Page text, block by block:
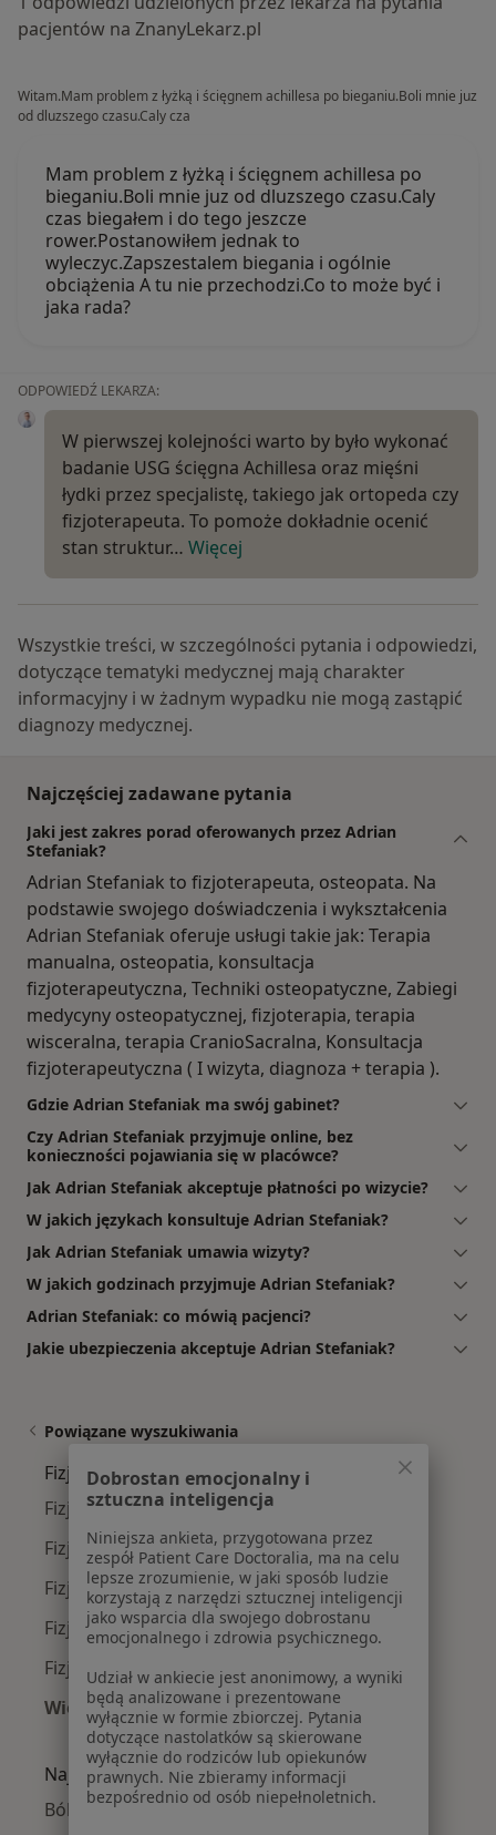
pacjentów na ZnanyLekarz.pl
Witam.Mam problem z łyżką i ścięgnem achillesa po bieganiu.Boli mnie juz
od dluzszego czasu.Caly cza
Mam problem z łyżką i ścięgnem achillesa po
bieganiu.Boli mnie juz od dluzszego czasu.Caly
czas biegałem i do tego jeszcze
rower.Postanowiłem jednak to
wyleczyc.Zapszestalem biegania i ogólnie
obciążenia A tu nie przechodzi.Co to może być i
jaka rada?
ODPOWIEDŹ LEKARZA:
W pierwszej kolejności warto by było wykonać
badanie USG ścięgna Achillesa oraz mięśni
łydki przez specjalistę, takiego jak ortopeda czy
fizjoterapeuta. To pomoże dokładnie ocenić
stan struktur… Więcej
Wszystkie treści, w szczególności pytania i odpowiedzi,
dotyczące tematyki medycznej mają charakter
informacyjny i w żadnym wypadku nie mogą zastąpić
diagnozy medycznej.
Najczęściej zadawane pytania
Jaki jest zakres porad oferowanych przez Adrian
Stefaniak?
Adrian Stefaniak to fizjoterapeuta, osteopata. Na
podstawie swojego doświadczenia i wykształcenia
Adrian Stefaniak oferuje usługi takie jak: Terapia
manualna, osteopatia, konsultacja
fizjoterapeutyczna, Techniki osteopatyczne, Zabiegi
medycyny osteopatycznej, fizjoterapia, terapia
wisceralna, terapia CranioSacralna, Konsultacja
fizjoterapeutyczna ( I wizyta, diagnoza + terapia ).
Gdzie Adrian Stefaniak ma swój gabinet?
Czy Adrian Stefaniak przyjmuje online, bez
konieczności pojawiania się w placówce?
Jak Adrian Stefaniak akceptuje płatności po wizycie?
W jakich językach konsultuje Adrian Stefaniak?
Jak Adrian Stefaniak umawia wizyty?
W jakich godzinach przyjmuje Adrian Stefaniak?
Adrian Stefaniak: co mówią pacjenci?
Jakie ubezpieczenia akceptuje Adrian Stefaniak?
Powiązane wyszukiwania
Fizjoterapeuci w pobliżu
Fizjoterapeuci Tysiąclecie
Fizjoterapeuci Śródmieście
Fizjoterapeuci Częstochówka - Parkitka
Fizjoterapeuci Stare Miasto
Fizjoterapeuci Północ
Więcej (7)
Więcej w kategorii: Fizjoterapeuci w pobliżu
Najczęście leczone choroby
Bóle kręgosłupa w Częstochowie
Dobrostan emocjonalny i
sztuczna inteligencja
Niniejsza ankieta, przygotowana przez
zespół Patient Care Doctoralia, ma na celu
lepsze zrozumienie, w jaki sposób ludzie
korzystają z narzędzi sztucznej inteligencji
jako wsparcia dla swojego dobrostanu
emocjonalnego i zdrowia psychicznego.
Udział w ankiecie jest anonimowy, a wyniki
będą analizowane i prezentowane
wyłącznie w formie zbiorczej. Pytania
dotyczące nastolatków są skierowane
wyłącznie do rodziców lub opiekunów
prawnych. Nie zbieramy informacji
bezpośrednio od osób niepełnoletnich.